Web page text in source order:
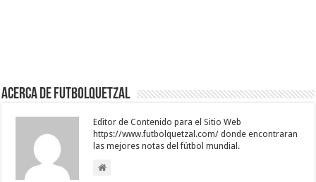
Acerca de Futbolquetzal
Editor de Contenido para el Sitio Web
https://www.futbolquetzal.com/ donde encontraran
las mejores notas del fútbol mundial.